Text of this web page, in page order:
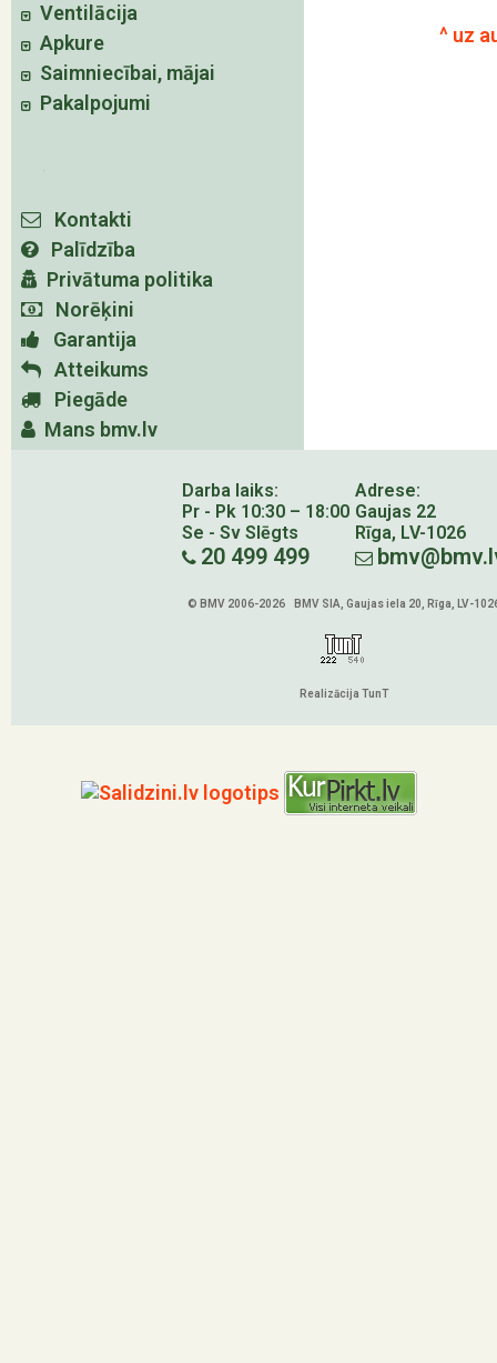
Ventilācija
Apkure
Saimniecībai, mājai
Pakalpojumi
Kontakti
Palīdzība
Privātuma politika
Norēķini
Garantija
Atteikums
Piegāde
Mans bmv.lv
^ uz
Darba laiks:
Pr - Pk 10:30 – 18:00
Se - Sv Slēgts
20 499 499
Adrese:
Gaujas 22
Rīga, LV-1026
© BMV 2006-2026 BMV SIA, Gaujas iela 20, Rīga, LV-
Realizācija TunT